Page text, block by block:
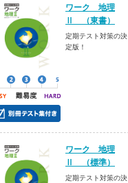
ワーク 地理
Ⅱ （東書）
定期テスト対策の決
定版！
ワーク 地理
Ⅱ （標準）
定期テスト対策の決